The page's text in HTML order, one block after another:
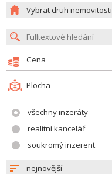
Vybrat druh nemovitosti
Cena
Plocha
všechny inzeráty
realitní kancelář
soukromý inzerent
nejnovější